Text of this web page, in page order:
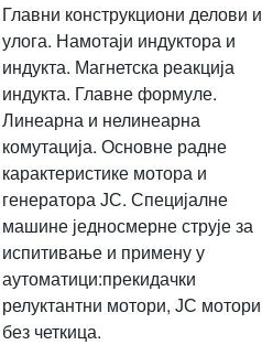
Главни конструкциони делови и
улога. Намотаји индуктора и
индукта. Магнетска реакција
индукта. Главне формуле.
Линеарна и нелинеарна
комутација. Основне радне
карактеристике мотора и
генератора ЈС. Специјалне
машине једносмерне струје за
испитивање и примену у
аутоматици:прекидачки
релуктантни мотори, ЈС мотори
без четкица.